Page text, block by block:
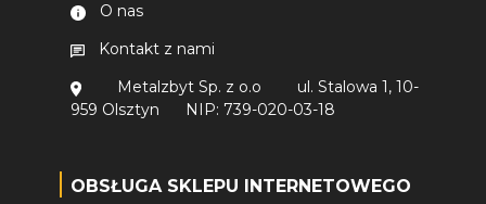
O nas
Kontakt z nami
Metalzbyt Sp. z o.o
ul. Stalowa 1, 10-
959 Olsztyn
NIP: 739-020-03-18
OBSŁUGA SKLEPU INTERNETOWEGO